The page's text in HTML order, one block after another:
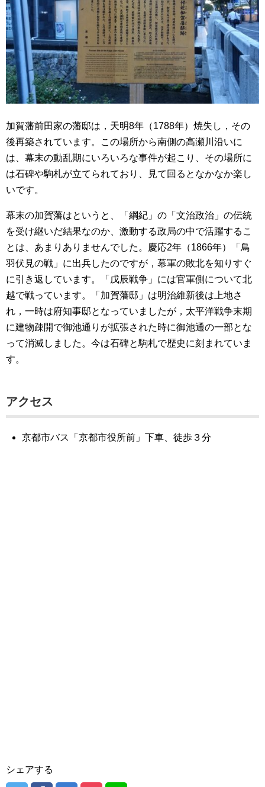
加賀藩前田家の藩邸は，天明8年（1788年）焼失し，その
後再築されています。この場所から南側の高瀬川沿いに
は、幕末の動乱期にいろいろな事件が起こり、その場所に
は石碑や駒札が立てられており、見て回るとなかなか楽し
いです。
幕末の加賀藩はというと、「綱紀」の「文治政治」の伝統
を受け継いだ結果なのか、激動する政局の中で活躍するこ
とは、あまりありませんでした。慶応2年（1866年）「鳥
羽伏見の戦」に出兵したのですが，幕軍の敗北を知りすぐ
に引き返しています。「戊辰戦争」には官軍側について北
越で戦っています。「加賀藩邸」は明治維新後は上地さ
れ，一時は府知事邸となっていましたが，太平洋戦争末期
に建物疎開で御池通りが拡張された時に御池通の一部とな
って消滅しました。今は石碑と駒札で歴史に刻まれていま
す。
アクセス
京都市バス「京都市役所前」下車、徒歩３分
シェアする